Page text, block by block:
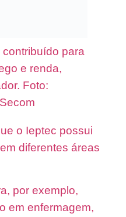
para
e renda,
Foto:
o Ieptec possui
diferentes áreas
por exemplo,
em enfermagem,